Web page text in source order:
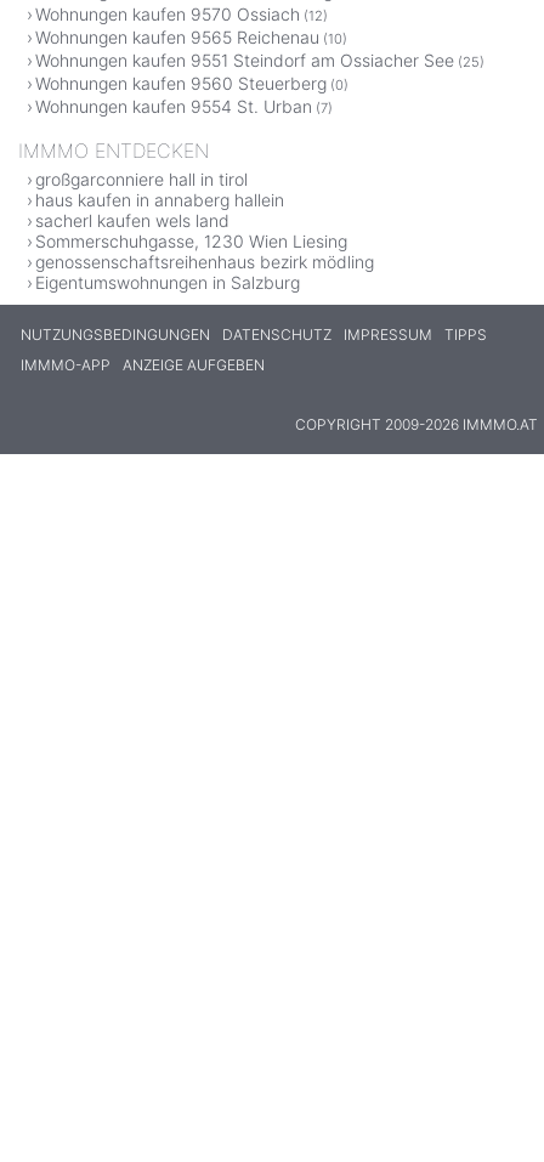
Wohnungen kaufen 9570 Ossiach (12)
Wohnungen kaufen 9565 Reichenau (10)
Wohnungen kaufen 9551 Steindorf am Ossiacher See (25)
Wohnungen kaufen 9560 Steuerberg (0)
Wohnungen kaufen 9554 St. Urban (7)
IMMMO ENTDECKEN
großgarconniere hall in tirol
haus kaufen in annaberg hallein
sacherl kaufen wels land
Sommerschuhgasse, 1230 Wien Liesing
genossenschaftsreihenhaus bezirk mödling
Eigentumswohnungen in Salzburg
NUTZUNGSBEDINGUNGEN DATENSCHUTZ IMPRESSUM
TIPPS
IMMMO-APP
ANZEIGE AUFGEBEN
COPYRIGHT 2009-2026 IMMMO.AT